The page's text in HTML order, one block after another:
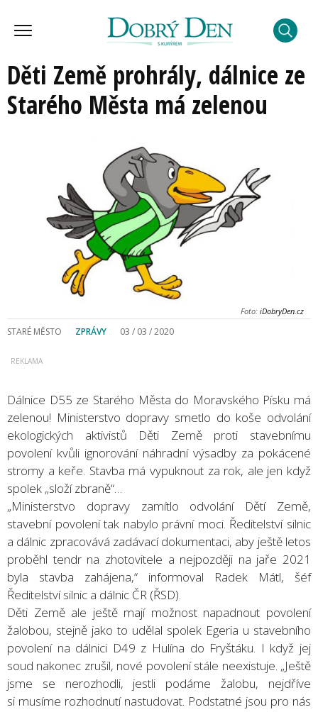
Děti Země prohrály, dálnice ze
Starého Města má zelenou
Foto: iDobryDen.cz
STARÉ MĚSTO ZPRÁVY 03 / 03 / 2020
Dálnice D55 ze Starého Města do Moravského Písku má
zelenou! Ministerstvo dopravy smetlo do koše odvolání
ekologických aktivistů Děti Země proti stavebnímu
povolení kvůli ignorování náhradní výsadby za pokácené
stromy a keře. Stavba má vypuknout za rok, ale jen když
spolek „složí zbraně“…
„Ministerstvo dopravy zamítlo odvolání Dětí Země,
stavební povolení tak nabylo právní moci. Ředitelství silnic
a dálnic zpracovává zadávací dokumentaci, aby ještě letos
proběhl tendr na zhotovitele a nejpozději na jaře 2021
byla stavba zahájena,“ informoval Radek Mátl, šéf
Ředitelství silnic a dálnic ČR (ŘSD).
Děti Země ale ještě mají možnost napadnout povolení
žalobou, stejně jako to udělal spolek Egeria u stavebního
povolení na dálnici D49 z Hulína do Fryštáku. I když jej
soud nakonec zrušil, nové povolení stále neexistuje. „Ještě
jsme se nerozhodli, jestli podáme žalobu, nejdříve
si musíme rozhodnutí nastudovat. Podstatné jsou pro nás